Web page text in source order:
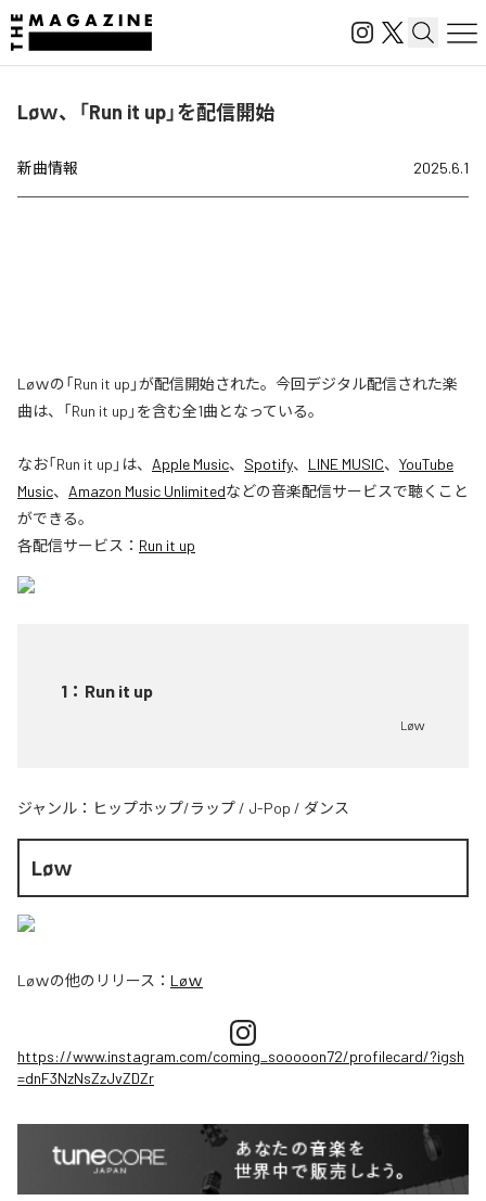
Løｗ、「Run it up」を配信開始
新曲情報 2025.6.1
Løｗの「Run it up」が配信開始された。今回デジタル配信された楽
曲は、「Run it up」を含む全1曲となっている。
なお「Run it up 」は、 Apple Music、 Spotify、 LINE MUSIC、 YouTube
Music、 Amazon Music Unlimitedなどの音楽配信サービスで聴くこと
ができる。
各配信サービス： Run it up
1 ： Run it up
Løｗ
ジャンル： ヒップホップ/ラップ / J-Pop / ダンス
Løｗ
Løｗの他のリリース： Løｗ
https://www.instagram.com/coming_sooooon72/profilecard/?igsh
=dnF3NzNsZzJvZDZr